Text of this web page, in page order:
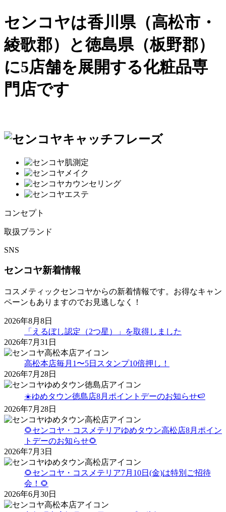
センコヤは香川県（高松市・
綾歌郡）と徳島県（板野郡）
に5店舗を展開する化粧品専
門店です
コンセプト
取扱ブランド
SNS
センコヤ新着情報
コスメティックセンコヤからの新着情報です。お得なキャン
ペーンもありますのでお見逃しなく！
2026年8月8日
「えるぼし認定（2つ星）」を取得しました
2026年7月31日
高松本店毎月1〜5日スタンプ10倍押し！
2026年7月28日
☀️ゆめタウン徳島店8月ポイントデーのお知らせ🍉
2026年7月28日
🌻センコヤ・コスメテリアゆめタウン高松店8月ポイン
トデーのお知らせ🌻
2026年7月3日
🌻センコヤ・コスメテリア7月10日(金)は特別ご招待
会！🌻
2026年6月30日